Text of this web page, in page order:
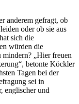
anderem gefragt, ob
oder ob sie aus
sich die
würden die
„Hier freuen
betonte Köckler
Tagen bei der
sei in
englischer und